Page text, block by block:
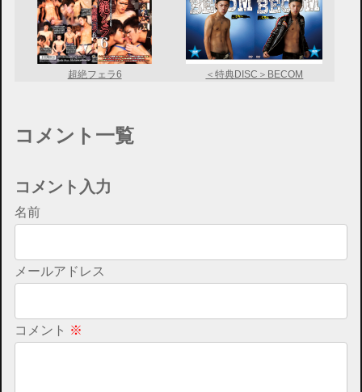
超絶フェラ6 ＜特典DISC＞BECOM
コメント一覧
コメント入力
名前
メールアドレス
コメント ※